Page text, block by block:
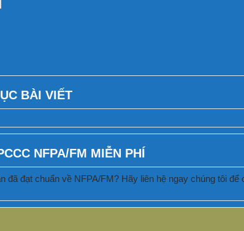
BÀI VIẾT
NFPA/FM MIỄN PHÍ
đạt chuẩn về NFPA/FM? Hãy liên hệ ngay chúng tôi